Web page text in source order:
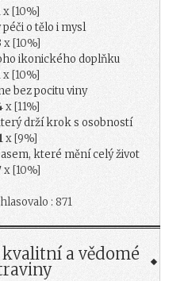
x [10%]
o tělo i mysl
x [10%]
ikonického doplňku
x [10%]
bez pocitu viny
x [11%]
drží krok s osobností
x [9%]
které mění celý život
x [10%]
: 871
a vědomé